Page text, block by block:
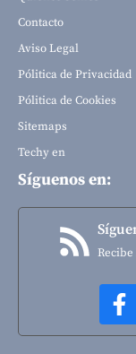
Contacto
Aviso Legal
Pólitica de Privacidad
Pólitica de Cookies
Sitemaps
Techy en
Síguenos en: